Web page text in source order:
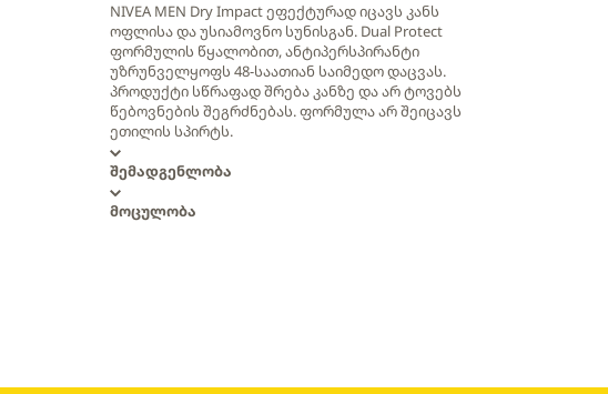
NIVEA MEN Dry Impact ეფექტურად იცავს კანს
ოფლისა და უსიამოვნო სუნისგან. Dual Protect
ფორმულის წყალობით, ანტიპერსპირანტი
უზრუნველყოფს 48-საათიან საიმედო დაცვას.
პროდუქტი სწრაფად შრება კანზე და არ ტოვებს
წებოვნების შეგრძნებას. ფორმულა არ შეიცავს
ეთილის სპირტს.
შემადგენლობა
მოცულობა